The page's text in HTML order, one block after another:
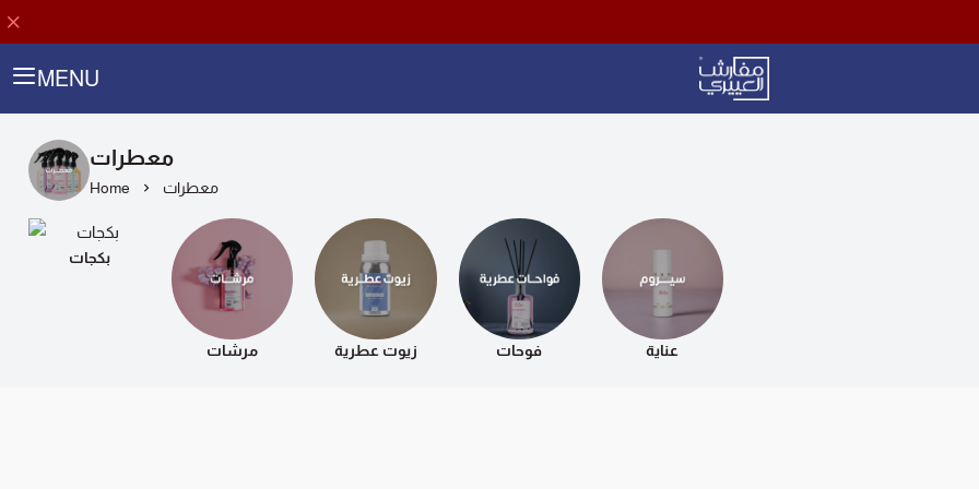
MENU Aloyayri Bedding
معطرات
Home معطرات
بكجات
مرشات زيوت عطرية فوحات عناية